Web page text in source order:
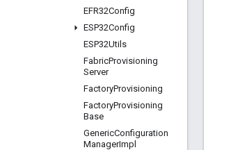
EFR32Config
ESP32Config
ESP32Utils
FabricProvisioning
Server
FactoryProvisioning
FactoryProvisioning
Base
GenericConfiguration
ManagerImpl